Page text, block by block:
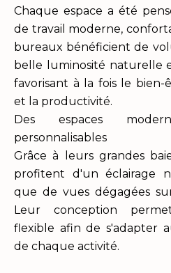
Chaque espace a été
de travail moderne,
bureaux bénéficient de
belle luminosité naturelle
favorisant à la fois le
et la productivité.
Des espaces
personnalisables
Grâce à leurs grandes
profitent d'un éclairage
que de vues dégagées
Leur conception
flexible afin de s'adapter
de chaque activité.